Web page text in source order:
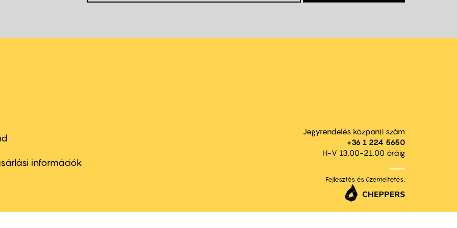
információk
Jegyrendelés központi szám
+36 1 224 5650
H-V 13.00-21.00 óráig
Fejlesztés és üzemeltetés: